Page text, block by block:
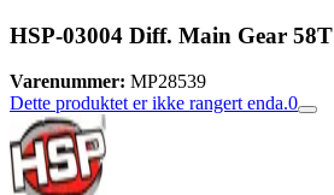
HSP-03004 Diff. Main Gear 58T
Varenummer: MP28539
Dette produktet er ikke rangert enda.0